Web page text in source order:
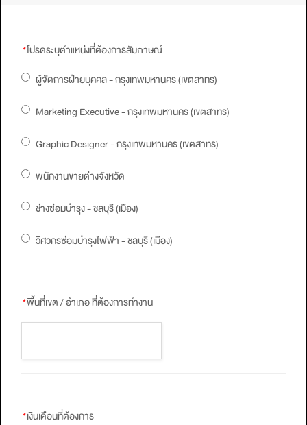
*โปรดระบุตำแหน่งที่ต้องการสัมภาษณ์
ผู้จัดการฝ่ายบุคคล - กรุงเทพมหานคร (เขตสาทร)
Marketing Executive - กรุงเทพมหานคร (เขตสาทร)
Graphic Designer - กรุงเทพมหานคร (เขตสาทร)
พนักงานขายต่างจังหวัด
ช่างซ่อมบำรุง - ชลบุรี (เมือง)
วิศวกรซ่อมบำรุงไฟฟ้า - ชลบุรี (เมือง)
*พื้นที่เขต / อำเภอ ที่ต้องการทำงาน
*เงินเดือนที่ต้องการ